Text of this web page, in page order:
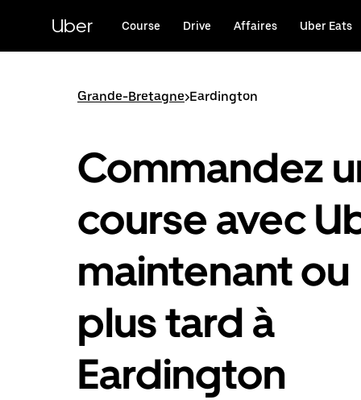
principal
Uber Course Drive Affaires Uber Eats
Grande-Bretagne>Eardington
Commandez
course avec
maintenant ou
plus tard à
Eardington